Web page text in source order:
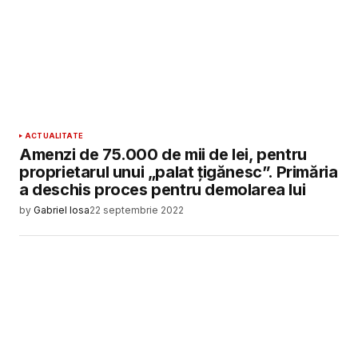
ACTUALITATE
Amenzi de 75.000 de mii de lei, pentru
proprietarul unui „palat țigănesc”. Primăria
a deschis proces pentru demolarea lui
by Gabriel Iosa22 septembrie 2022